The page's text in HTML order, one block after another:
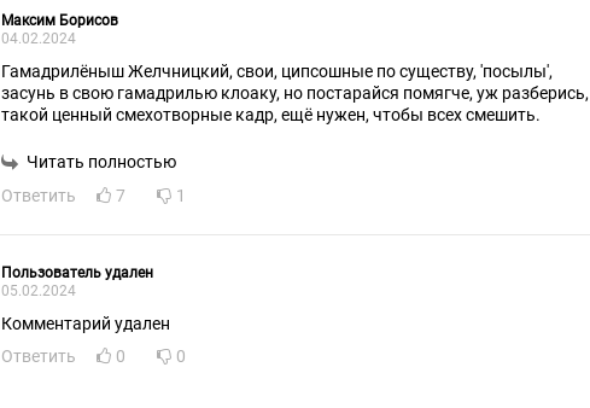
Максим Борисов
04.02.2024
Гамадрилёныш Желчницкий, свои, ципсошные по существу, 'посылы',
засунь в свою гамадрилью клоаку, но постарайся помягче, уж разберись,
такой ценный смехотворные кадр, ещё нужен, чтобы всех смешить.
Читать полностью
Ответить
7 1
Пользователь удален
05.02.2024
Комментарий удален
Ответить
0 0